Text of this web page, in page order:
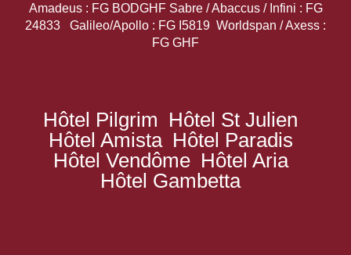
Amadeus : FG BODGHF Sabre / Abaccus / Infini : FG
24833 Galileo/Apollo : FG I5819 Worldspan / Axess :
FG GHF
Hôtel Pilgrim
Hôtel St Julien
Hôtel Amista Hôtel Paradis
Hôtel Vendôme Hôtel Aria
Hôtel Gambetta